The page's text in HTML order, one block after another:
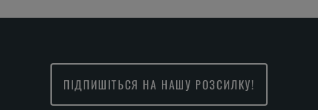
ПІДПИШІТЬСЯ НА НАШУ РОЗСИЛКУ!